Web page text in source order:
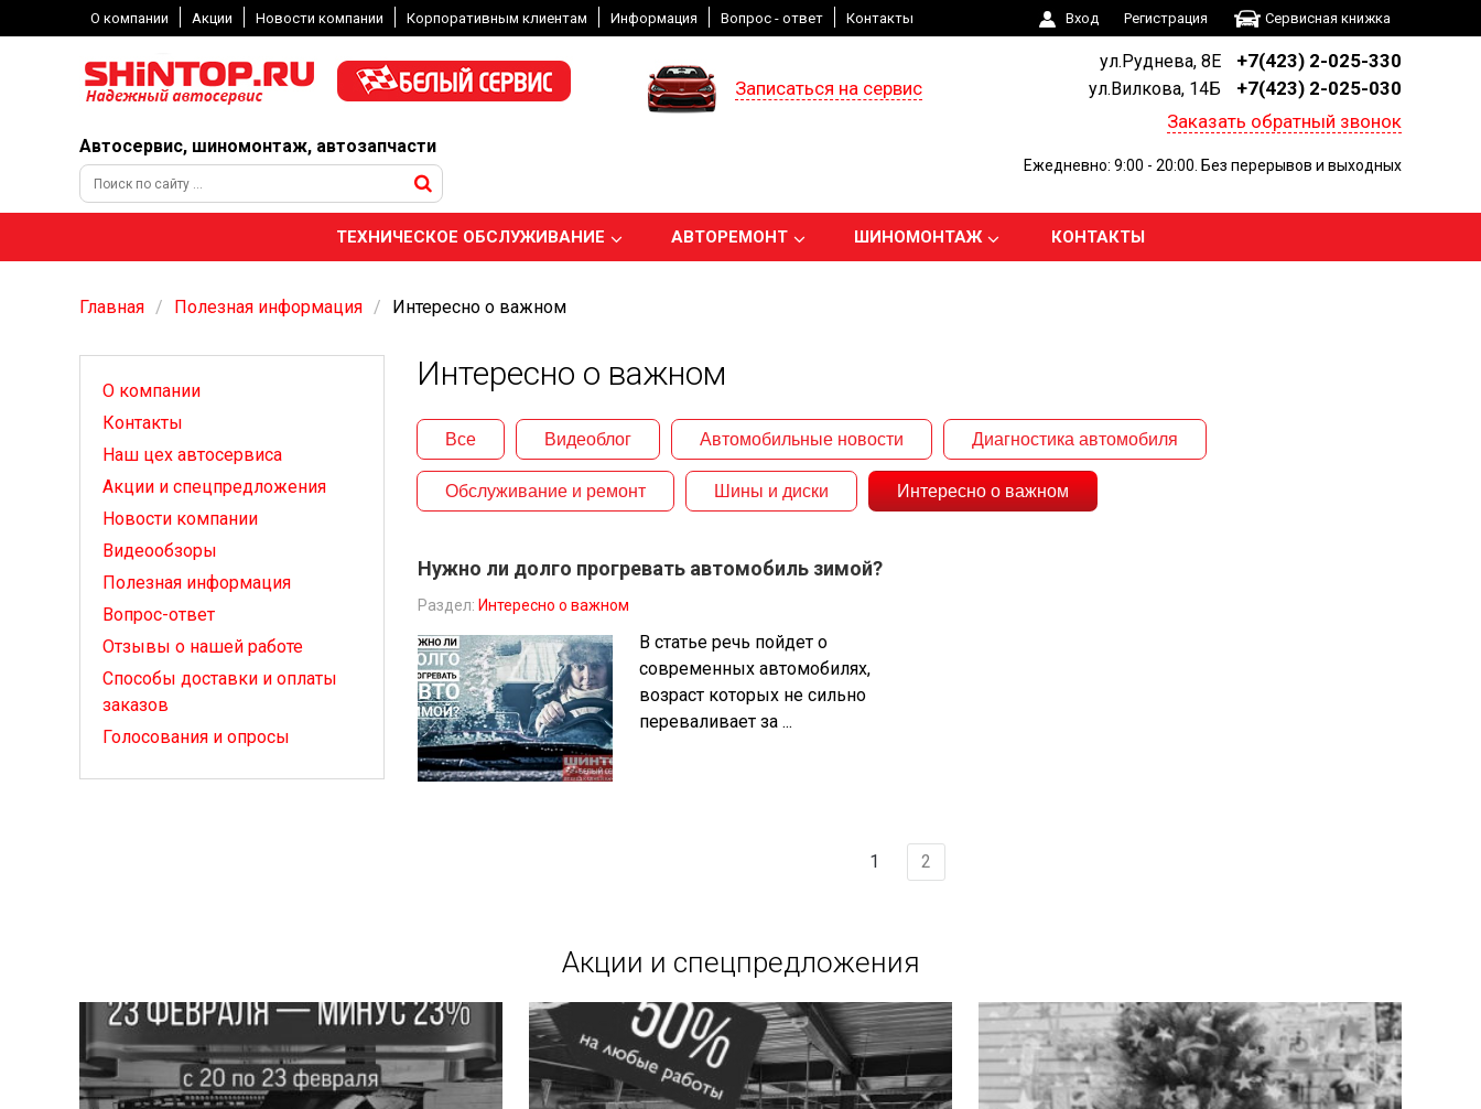
О компании Акции Новости компании Корпоративным клиентам Информация Вопрос - ответ Контакты Вход Регистрация Сервисная книжка
Записаться на сервис
ул.Руднева, 8Е +7(423) 2-025-330
ул.Вилкова, 14Б
+7(423) 2-025-030
Заказать обратный звонок
Автосервис, шиномонтаж, автозапчасти
Ежедневно: 9:00 - 20:00. Без перерывов и выходных
ТЕХНИЧЕСКОЕ ОБСЛУЖИВАНИЕ АВТОРЕМОНТ ШИНОМОНТАЖ КОНТАКТЫ
Главная Полезная информация Интересно о важном
Интересно о важном
Все Видеоблог Автомобильные новости Диагностика автомобиля
Обслуживание и ремонт Шины и диски Интересно о важном
Нужно ли долго прогревать автомобиль зимой?
Раздел: Интересно о важном
В статье речь пойдет о
современных автомобилях,
возраст которых не сильно
переваливает за ...
1 2
О компании
Контакты
Наш цех автосервиса
Акции и спецпредложения
Новости компании
Видеообзоры
Полезная информация
Вопрос-ответ
Отзывы о нашей работе
Способы доставки и оплаты
заказов
Голосования и опросы
Акции и спецпредложения
АКЦИЯ АКЦИЯ ПОДАРКИ!